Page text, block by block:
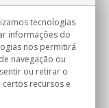
tecnologias
informações do
nos permitirá
navegação ou
ou retirar o
recursos e